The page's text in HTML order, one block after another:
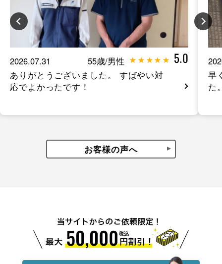
2026.07.31 55歳/男性 5.0
ありがとうございました。 すばやい対
応でよかったです！
早
た
お客様の声へ